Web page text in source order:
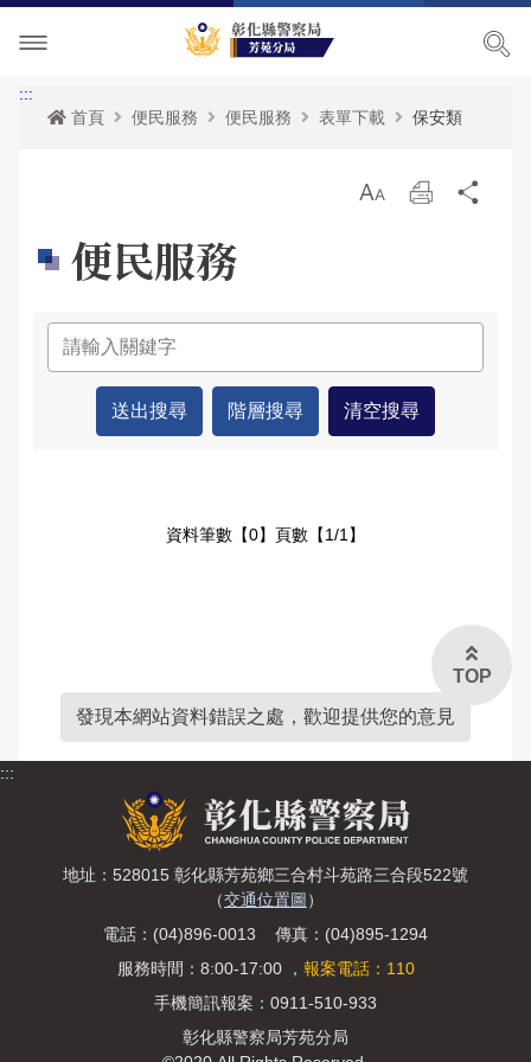
單位介紹
組織執掌
聯絡資訊
轄區概況
轄區派出所
活動訊息
榮譽榜
RSS訊息中心
交通安全宣導
犯罪預防宣導
婦幼安全宣導
反賄選專區
便民服務
表單下載
雙語詞彙
申辦資訊
民意廣場
分局長信箱
交通違規檢舉
影音出版品
活動相簿
常見問答
English
:::
首頁
便民服務 便民服務 表單下載 保安類
放 列
便民服務
資料筆數【0】頁數【1/1】
發現本網站資料錯誤之處，歡迎提供您的意見
:::
地址：528015 彰化縣芳苑鄉三合村斗苑路三合段522號
（交通位置圖 ）
電話：(04)896-0013 傳真：(04)895-1294
服務時間：8:00-17:00 ， 報案電話：110
手機簡訊報案：0911-510-933
彰化縣警察局芳苑分局
TOP